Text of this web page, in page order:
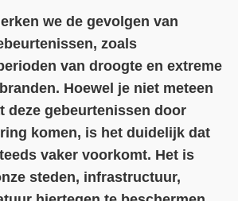
we de gevolgen van
zoals
van droogte en extreme
Hoewel je niet meteen
deze gebeurtenissen door
komen, is het duidelijk dat
vaker voorkomt. Het is
steden, infrastructuur,
LIFE-IP Klimaatadaptatie
Weerbaar Dommelland